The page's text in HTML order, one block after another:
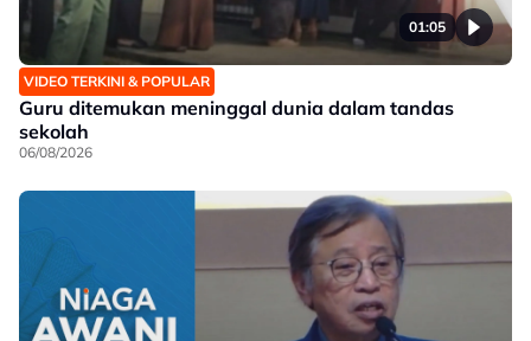
01:05
VIDEO TERKINI & POPULAR
Guru ditemukan meninggal dunia dalam tandas
sekolah
06/08/2026